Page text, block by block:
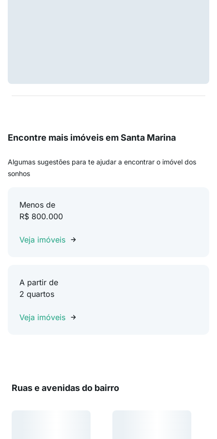
Encontre mais imóveis em Santa Marina
Algumas sugestões para te ajudar a encontrar o imóvel dos
sonhos
Menos de
R$ 800.000
Veja imóveis
A partir de
2 quartos
Veja imóveis
Ruas e avenidas do bairro